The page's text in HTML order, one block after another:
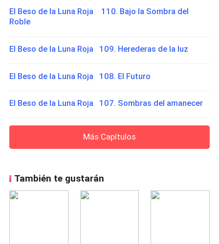
El Beso de la Luna Roja 110. Bajo la Sombra del
Roble
El Beso de la Luna Roja 109. Herederas de la luz
El Beso de la Luna Roja 108. El Futuro
El Beso de la Luna Roja 107. Sombras del amanecer
Más Capítulos
También te gustarán